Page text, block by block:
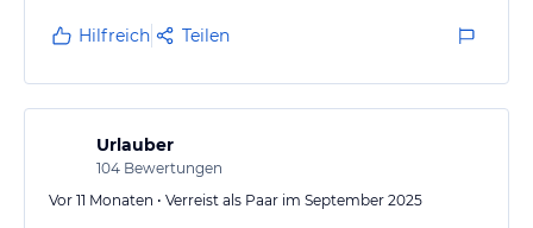
Hilfreich Teilen
Urlauber
104 Bewertungen
Vor 11 Monaten • Verreist als Paar im September 2025